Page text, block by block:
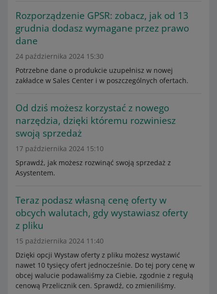
Rozporządzenie GPSR: zobacz, jak od 13
grudnia dodasz wymagane przez prawo
dane
24 października 2024 15:30
Potrzebne dane o produkcie uzupełnisz w nowej
zakładce w Sales Center i w poszczególnych ofertach.
Od dziś możesz korzystać z nowego
narzędzia, dzięki któremu rozwiniesz
swoją sprzedaż
17 października 2024 15:10
Sprawdź, jak możesz rozwinąć swoją sprzedaż z
Asystentem.
Teraz podasz własną cenę oferty w
obcych walutach, gdy wystawiasz oferty
z pliku
15 października 2024 11:40
Dzięki opcji Wystaw oferty z pliku możesz wystawić
nawet 10 tysięcy ofert jednocześnie. Do tej pory cenę w
obcej walucie podawaliśmy za Ciebie, zgodnie z regułą
cenową Przelicznik cen. Sprawdź, co zmieniliśmy.